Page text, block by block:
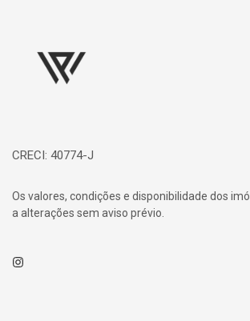
CRECI: 40774-J
Os valores, condições e disponibilidade dos
a alterações sem aviso prévio.
Instagram